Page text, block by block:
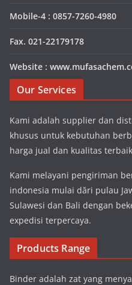
Mobile-4 : 0857-7260-4980
Fax. 021-22179178
Website :
Our Services
Kami adalah supplier dan
khusus untuk kebutuhan
harga jual dan kualitas
Kami melayani pengiriman
indonesia mulai dări pulau
Sulawesi dan Bali dengan
expedisi terpercaya.
Products Range
Binder adalah zat yang